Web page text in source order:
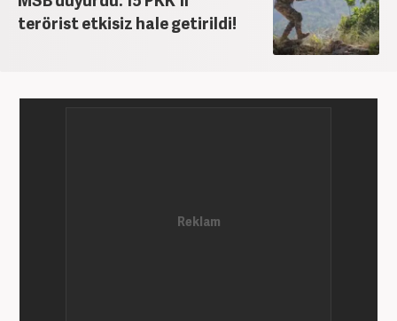
terörist etkisiz hale getirildi!